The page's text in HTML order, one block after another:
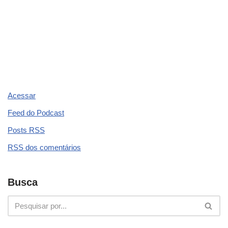
Acessar
Feed do Podcast
Posts RSS
RSS dos comentários
Busca